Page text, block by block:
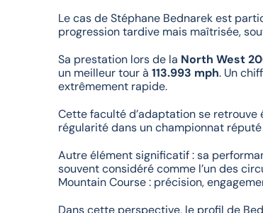
Le cas de Stéphane Bednarek est
progression tardive mais maîtrisée,
Sa prestation lors de la North West
un meilleur tour à 113.993 mph. Un
extrêmement rapide.
Cette faculté d’adaptation se
régularité dans un championnat
Autre élément significatif : sa
souvent considéré comme l’un des
Mountain Course : précision,
Dans cette perspective, le profil de